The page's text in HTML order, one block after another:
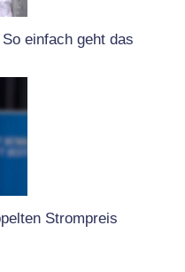
einfach geht das
Strompreis